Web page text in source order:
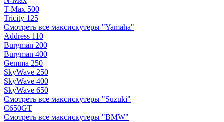
T-Max 500
Tricity 125
Смотреть все максискутеры "Yamaha"
Address 110
Burgman 200
Burgman 400
Gemma 250
SkyWave 250
SkyWave 400
SkyWave 650
Смотреть все максискутеры "Suzuki"
C650GT
Смотреть все максискутеры "BMW"